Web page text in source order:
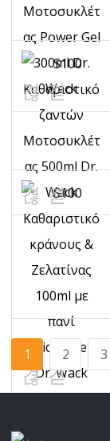
1 2 3